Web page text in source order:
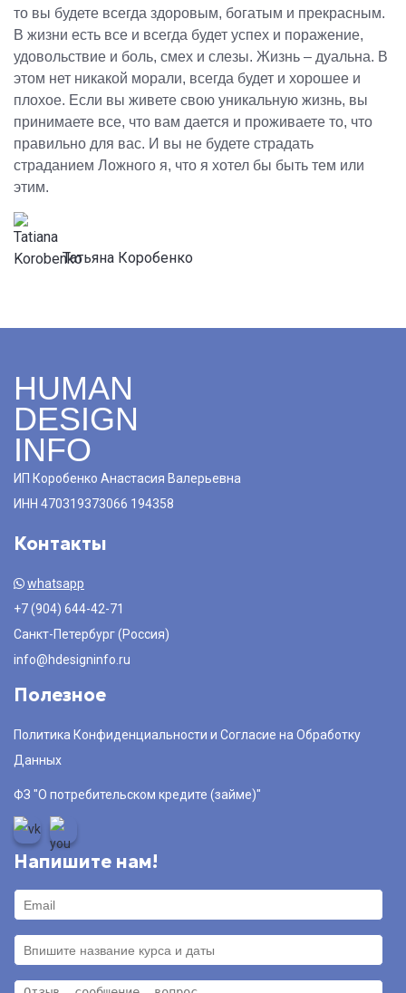
то вы будете всегда здоровым, богатым и прекрасным.
В жизни есть все и всегда будет успех и поражение,
удовольствие и боль, смех и слезы. Жизнь – дуальна. В
этом нет никакой морали, всегда будет и хорошее и
плохое. Если вы живете свою уникальную жизнь, вы
принимаете все, что вам дается и проживаете то, что
правильно для вас. И вы не будете страдать
страданием Ложного я, что я хотел бы быть тем или
этим.
Татьяна Коробенко
HUMAN
DESIGN
INFO
ИП Коробенко Анастасия Валерьевна
ИНН 470319373066 194358
Контакты
whatsapp
+7 (904) 644-42-71
Санкт-Петербург (Россия)
info@hdesigninfo.ru
Полезное
Политика Конфиденциальности и Согласие на Обработку
Данных
ФЗ "О потребительском кредите (займе)"
Напишите нам!